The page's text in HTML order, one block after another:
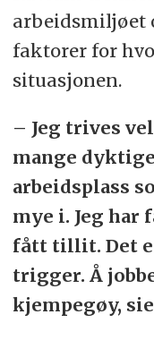
arbeidsmiljøet
faktorer for
situasjonen.
– Jeg trives
mange
arbeidsplass
mye i. Jeg har
fått tillit. Det
trigger. Å
kjempegøy,